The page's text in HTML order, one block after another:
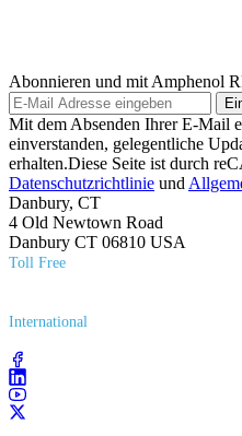
Abonnieren und mit Amphenol
Mit dem Absenden Ihrer E-Mail
einverstanden, gelegentliche
erhalten.Diese Seite ist durch
Datenschutzrichtlinie und
Danbury, CT
4 Old Newtown Road
Danbury CT 06810 USA
Toll Free
International